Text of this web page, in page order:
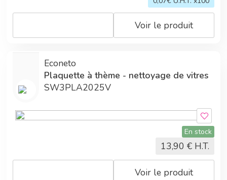
Voir le produit
Econeto
Plaquette à thème - nettoyage de vitres
SW3PLA2025V
En stock
13,90 € H.T.
Voir le produit